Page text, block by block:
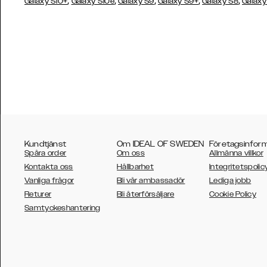
Kundtjänst
Spåra order
Kontakta oss
Vanliga frågor
Returer
Samtyckeshantering
Om IDEAL OF SWEDEN
Om oss
Hållbarhet
Bli vår ambassadör
Bli återförsäljare
Allmänna villkor
Lediga jobb
Cookie Policy
AUSTRALIA